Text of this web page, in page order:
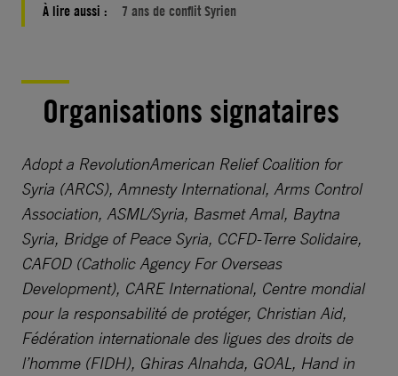
À lire aussi : 7 ans de conflit Syrien
Organisations signataires
Adopt a RevolutionAmerican Relief Coalition for
Syria (ARCS), Amnesty International, Arms Control
Association, ASML/Syria, Basmet Amal, Baytna
Syria, Bridge of Peace Syria, CCFD-Terre Solidaire,
CAFOD (Catholic Agency For Overseas
Development), CARE International, Centre mondial
pour la responsabilité de protéger, Christian Aid,
Fédération internationale des ligues des droits de
l’homme (FIDH), Ghiras Alnahda, GOAL, Hand in